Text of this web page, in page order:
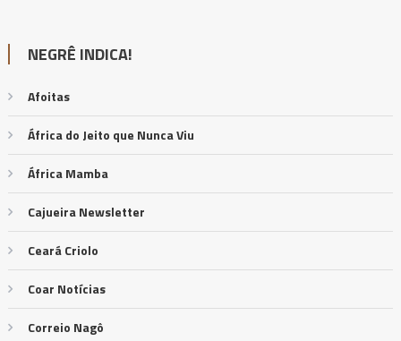
NEGRÊ INDICA!
Afoitas
África do Jeito que Nunca Viu
África Mamba
Cajueira Newsletter
Ceará Criolo
Coar Notícias
Correio Nagô